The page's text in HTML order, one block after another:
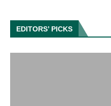
EDITORS’ PICKS